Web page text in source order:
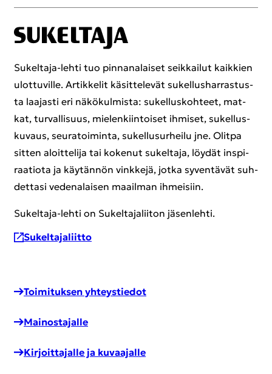
Sukeltaja-​lehti tuo pin­na­na­lai­set seik­kai­lut kaik­kien
ulot­tu­vil­le. Ar­tik­ke­lit kä­sit­te­le­vät su­kel­lus­har­ras­tus­
ta laa­jas­ti eri nä­kö­kul­mis­ta: su­kel­lus­koh­teet, mat­
kat, tur­val­li­suus, mie­len­kiin­toi­set ih­mi­set, su­kel­lus­
ku­vaus, seu­ra­toi­min­ta, su­kel­lusur­hei­lu jne. Olit­pa
sit­ten aloit­te­li­ja tai ko­ke­nut su­kel­ta­ja, löy­dät ins­pi­
raa­tio­ta ja käy­tän­nön vink­ke­jä, jotka sy­ven­tä­vät suh­
det­ta­si ve­de­na­lai­sen maa­il­man ih­mei­siin.
Sukeltaja-​lehti on Su­kel­ta­ja­lii­ton jä­sen­leh­ti.
Su­kel­ta­ja­liit­to
Toi­mi­tuk­sen yh­teys­tie­dot
Mai­nos­ta­jal­le
Kir­joit­ta­jal­le ja ku­vaa­jal­le